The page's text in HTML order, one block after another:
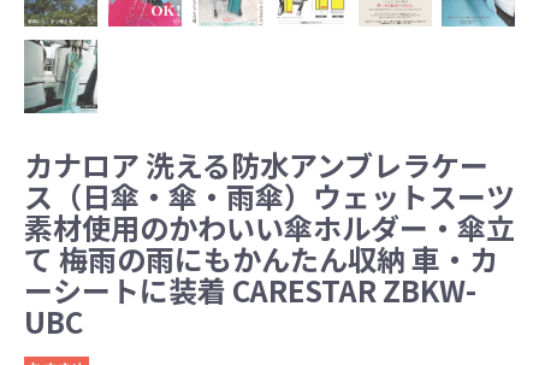
カナロア 洗える防水アンブレラケー
ス（日傘・傘・雨傘）ウェットスーツ
素材使用のかわいい傘ホルダー・傘立
て 梅雨の雨にもかんたん収納 車・カ
ーシートに装着 CARESTAR ZBKW-
UBC